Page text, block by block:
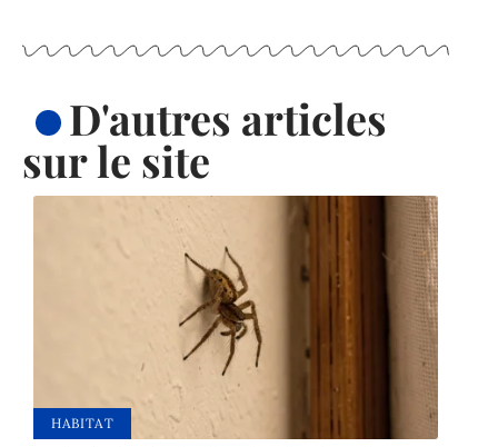
D'autres articles
sur le site
HABITAT